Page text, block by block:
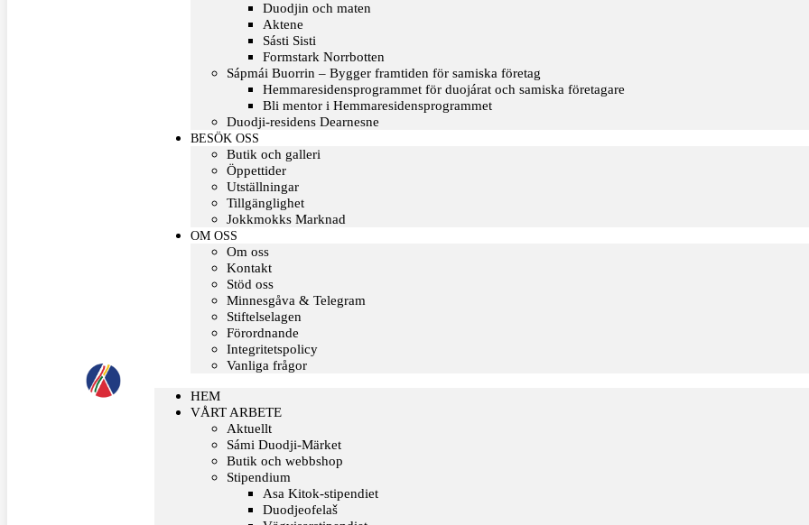
Duodjin och maten
Aktene
Sásti Sisti
Formstark Norrbotten
Sápmái Buorrin – Bygger framtiden för samiska företag
Hemmaresidensprogrammet för duojárat och samiska företagare​
Bli mentor i Hemmaresidensprogrammet
Duodji-residens Dearnesne
BESÖK OSS
Butik och galleri
Öppettider
Utställningar
Tillgänglighet
Jokkmokks Marknad
OM OSS
Om oss
Kontakt
Stöd oss
Minnesgåva & Telegram
Stiftelselagen
Förordnande
Integritetspolicy
Vanliga frågor
HEM
VÅRT ARBETE
Aktuellt
Sámi Duodji-Märket
Butik och webbshop
Stipendium
Asa Kitok-stipendiet
Duodjeofelaš